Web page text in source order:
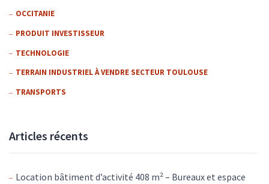
OCCITANIE
PRODUIT INVESTISSEUR
TECHNOLOGIE
TERRAIN INDUSTRIEL À VENDRE SECTEUR TOULOUSE
TRANSPORTS
Articles récents
Location bâtiment d’activité 408 m² – Bureaux et espace